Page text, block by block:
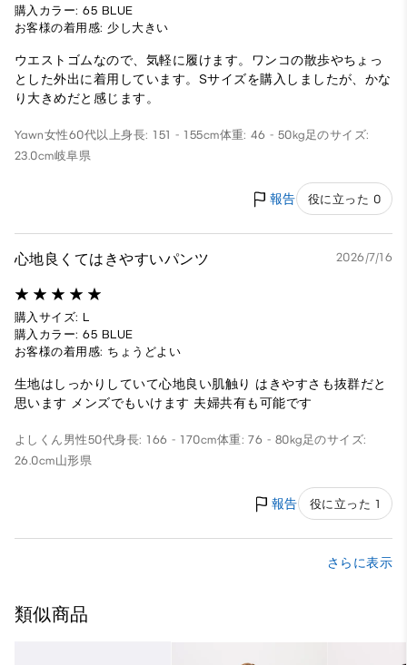
購入カラー: 65 BLUE
お客様の着用感: 少し大きい
ウエストゴムなので、気軽に履けます。ワンコの散歩やちょっ
とした外出に着用しています。Sサイズを購入しましたが、かな
り大きめだと感じます。
Yawn女性60代以上身長: 151 - 155cm体重: 46 - 50kg足のサイズ:
23.0cm岐阜県
報告 役に立った 0
心地良くてはきやすいパンツ 2026/7/16
購入サイズ: L
購入カラー: 65 BLUE
お客様の着用感: ちょうどよい
生地はしっかりしていて心地良い肌触り はきやすさも抜群だと
思います メンズでもいけます 夫婦共有も可能です
よしくん 男性50代身長: 166 - 170cm体重: 76 - 80kg足のサイズ:
26.0cm山形県
報告 役に立った 1
さらに表示
類似商品